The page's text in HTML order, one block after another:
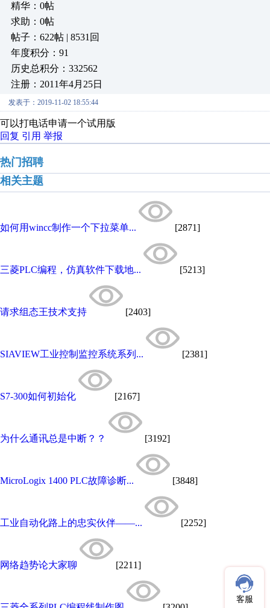
精华：0帖
求助：0帖
帖子：622帖 | 8531回
年度积分：91
历史总积分：332562
注册：2011年4月25日
发表于：2019-11-02 18:55:44
可以打电话申请一个试用版
回复 引用 举报
热门招聘
相关主题
如何用wincc制作一个下拉菜单... [2871]
三菱PLC编程，仿真软件下载地... [5213]
请求组态王技术支持 [2403]
SIAVIEW工业控制监控系统系列... [2381]
S7-300如何初始化 [2167]
为什么通讯总是中断？？ [3192]
MicroLogix 1400 PLC故障诊断... [3848]
工业自动化路上的忠实伙伴——... [2252]
网络趋势论大家聊 [2211]
客服